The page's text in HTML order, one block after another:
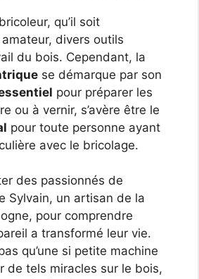
qu’il soit
divers outils
du bois. Cependant, la
se démarque par son
pour préparer les
ou à vernir, s’avère être le
pour toute personne ayant
avec le bricolage.
des passionnés de
Sylvain, un artisan de la
pour comprendre
a transformé leur vie.
qu’une si petite machine
de tels miracles sur le bois,